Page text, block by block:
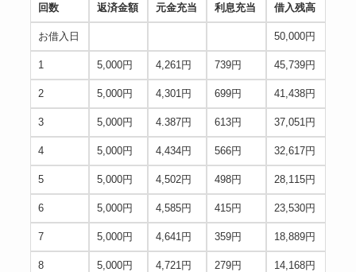
回数 返済金額 元金充当 利息充当 借入残高
お借入日 50,000円
1 5,000円 4,261円 739円 45,739円
2 5,000円 4,301円 699円 41,438円
3 5,000円 4.387円 613円 37,051円
4 5,000円 4,434円 566円 32,617円
5 5,000円 4,502円 498円 28,115円
6 5,000円 4,585円 415円 23,530円
7 5,000円 4,641円 359円 18,889円
8 5,000円 4,721円 279円 14,168円